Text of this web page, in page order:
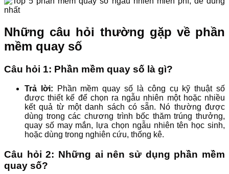
Những câu hỏi thường gặp về phần
mềm quay số
Câu hỏi 1: Phần mềm quay số là gì?
Trả lời:
Phần mềm quay số là công cụ kỹ thuật số
được thiết kế để chọn ra ngẫu nhiên một hoặc nhiều
kết quả từ một danh sách có sẵn. Nó thường được
dùng trong các chương trình bốc thăm trúng thưởng,
quay số may mắn, lựa chọn ngẫu nhiên tên học sinh,
hoặc dùng trong nghiên cứu, thống kê.
Câu hỏi 2: Những ai nên sử dụng phần mềm
quay số?